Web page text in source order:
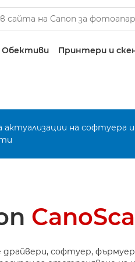
Обективи Принтери и
на софтуера
софтуер,